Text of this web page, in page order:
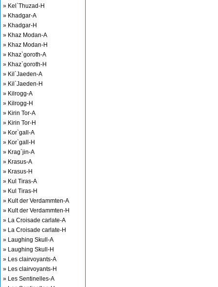
» Kel`Thuzad-H
» Khadgar-A
» Khadgar-H
» Khaz Modan-A
» Khaz Modan-H
» Khaz`goroth-A
» Khaz`goroth-H
» Kil`Jaeden-A
» Kil`Jaeden-H
» Kilrogg-A
» Kilrogg-H
» Kirin Tor-A
» Kirin Tor-H
» Kor`gall-A
» Kor`gall-H
» Krag`jin-A
» Krasus-A
» Krasus-H
» Kul Tiras-A
» Kul Tiras-H
» Kult der Verdammten-A
» Kult der Verdammten-H
» La Croisade carlate-A
» La Croisade carlate-H
» Laughing Skull-A
» Laughing Skull-H
» Les clairvoyants-A
» Les clairvoyants-H
» Les Sentinelles-A